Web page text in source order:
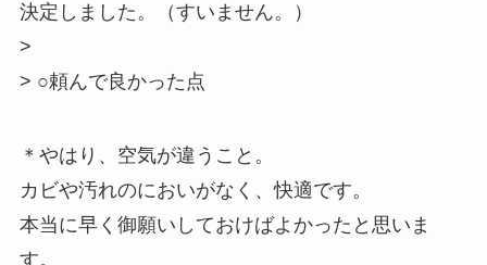
決定しました。（すいません。）
>
> ○頼んで良かった点
＊やはり、空気が違うこと。
カビや汚れのにおいがなく、快適です。
本当に早く御願いしておけばよかったと思いま
す。